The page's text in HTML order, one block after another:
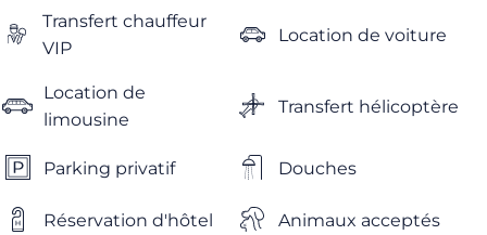
Transfert chauffeur
VIP
Location de voiture
Location de
limousine
Transfert hélicoptère
Parking privatif Douches
Réservation d'hôtel Animaux acceptés